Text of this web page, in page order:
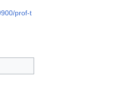
prof-t